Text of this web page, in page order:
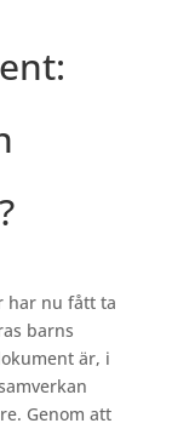
har nu fått ta
barns
är, i
Genom att